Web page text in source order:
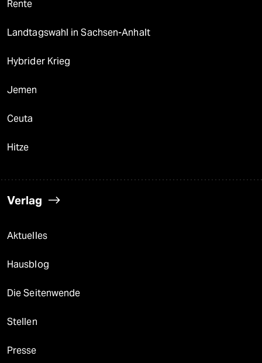
Rente
Landtagswahl in Sachsen-Anhalt
Hybrider Krieg
Jemen
Ceuta
Hitze
Verlag
Aktuelles
Hausblog
Die Seitenwende
Stellen
Presse